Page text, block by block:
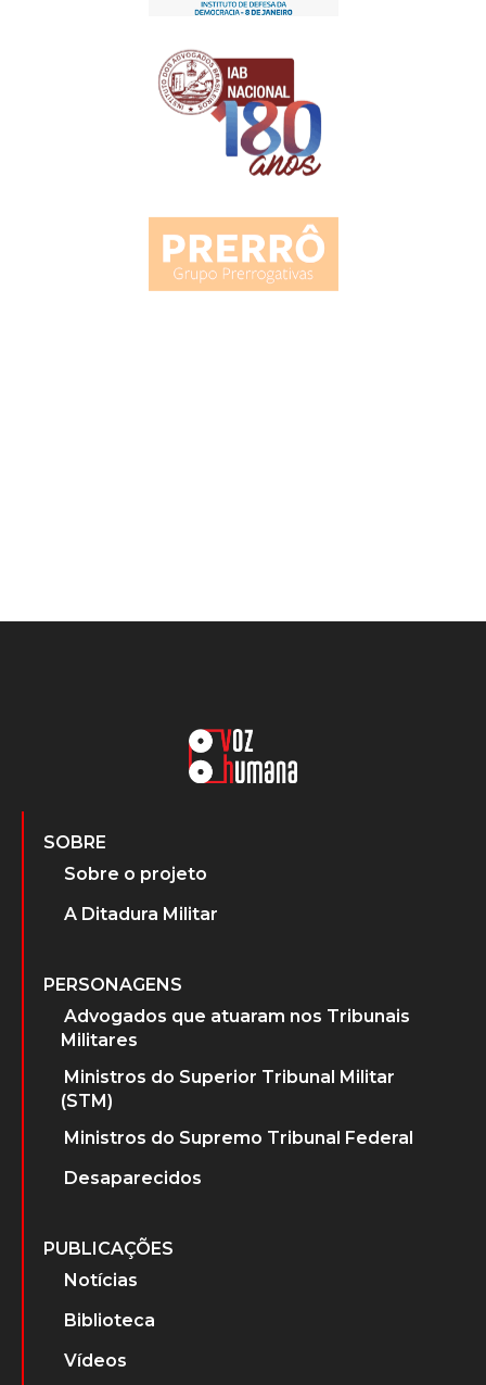
SOBRE
Sobre o projeto
A Ditadura Militar
PERSONAGENS
Advogados que atuaram nos Tribunais
Militares
Ministros do Superior Tribunal Militar
(STM)
Ministros do Supremo Tribunal Federal
Desaparecidos
PUBLICAÇÕES
Notícias
Biblioteca
Vídeos